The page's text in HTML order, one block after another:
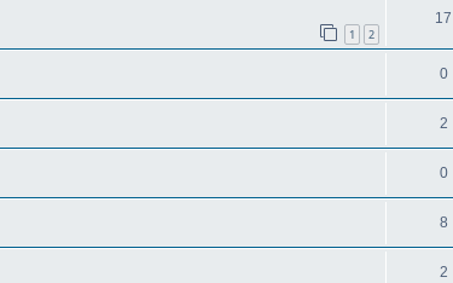
1 2
17
0
2
0
8
2